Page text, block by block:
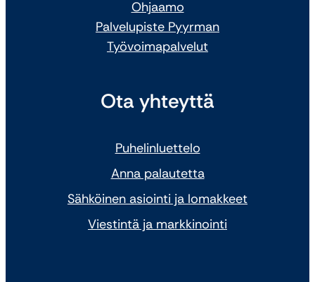
Ohjaamo
Palvelupiste Pyyrman
Työvoimapalvelut
Ota yhteyttä
Puhelinluettelo
Anna palautetta
Sähköinen asiointi ja lomakkeet
Viestintä ja markkinointi